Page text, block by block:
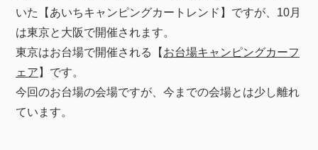
いた【あいちキャンピングカートレンド】ですが、10月
は東京と大阪で開催されます。
東京はお台場で開催される【 お台場キャンピングカーフ
ェア 】です。
今回のお台場の会場ですが、今までの会場とは少し離れ
ています。